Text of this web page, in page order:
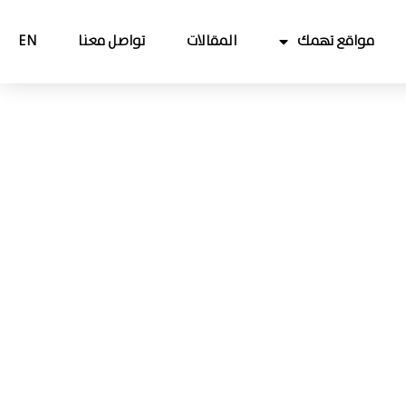
مواقع تهمك المقالات تواصل معنا EN